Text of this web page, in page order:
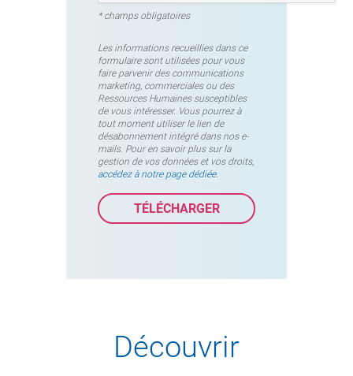
* champs obligatoires
Les informations recueillies dans ce
formulaire sont utilisées pour vous
faire parvenir des communications
marketing, commerciales ou des
Ressources Humaines susceptibles
de vous intéresser. Vous pourrez à
tout moment utiliser le lien de
désabonnement intégré dans nos e-
mails. Pour en savoir plus sur la
gestion de vos données et vos droits,
accédez à notre page dédiée.
Découvrir